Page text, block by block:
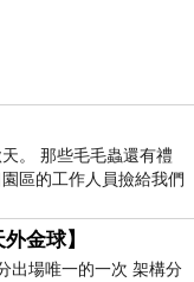
。 那些毛毛蟲還有禮
區的工作人員撿給我們
金球】
出場唯一的一次 架構分